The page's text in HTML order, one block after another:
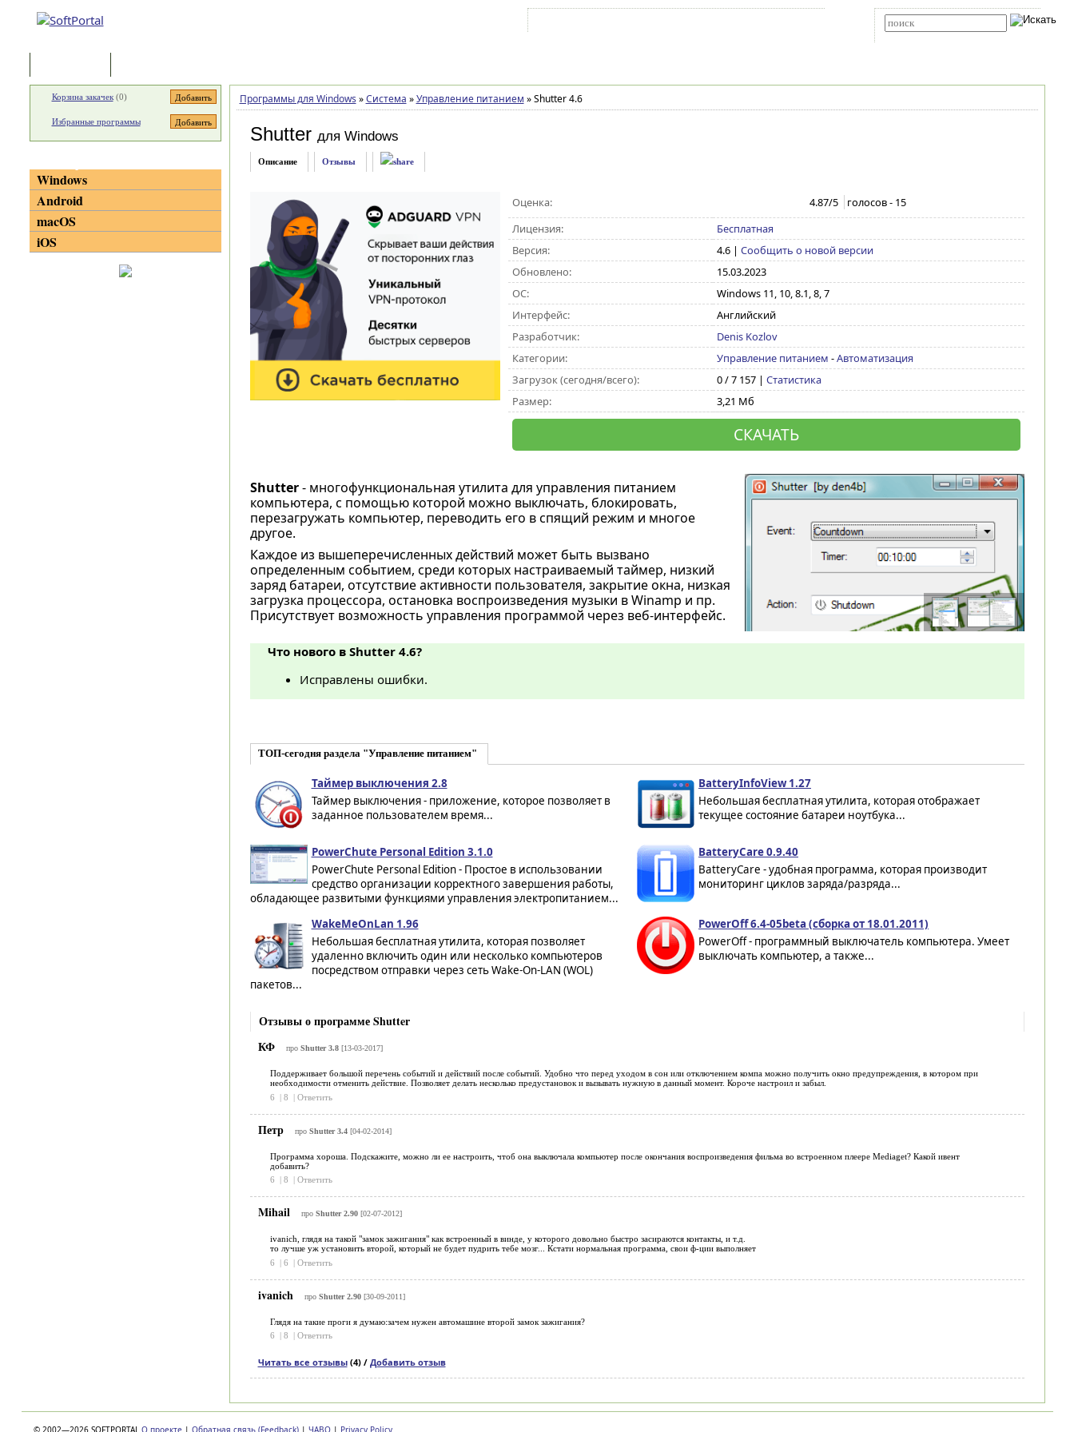
Программы для Windows » Система » Управление питанием »Shutter 4.6
Shutter для Windows
Описание Отзывы
Оценка: 4.87/5 голосов - 15
Лицензия:
Бесплатная
Версия:
4.6| Сообщить о новой версии
Обновлено:
15.03.2023
ОС:
Windows 11, 10, 8.1, 8, 7
Интерфейс:
Английский
Разработчик:
Denis Kozlov
Категории:
Управление питанием -Автоматизация
Загрузок (сегодня/всего):
0 / 7 157 | Статистика
Размер:
3,21 Мб
СКАЧАТЬ
Shutter- многофункциональная утилита для управления питанием
компьютера, с помощью которой можно выключать, блокировать,
перезагружать компьютер, переводить его в спящий режим и многое
другое.
Каждое из вышеперечисленных действий может быть вызвано
определенным событием, среди которых настраиваемый таймер, низкий
заряд батареи, отсутствие активности пользователя, закрытие окна, низкая
загрузка процессора, остановка воспроизведения музыки в Winamp и пр.
Присутствует возможность управления программой через веб-интерфейс.
Что нового в Shutter 4.6?
Исправлены ошибки.
ТОП-сегодня раздела "Управление питанием"
Таймер выключения 2.8
Таймер выключения - приложение, которое позволяет в
заданное пользователем время...
BatteryInfoView 1.27
Небольшая бесплатная утилита, которая отображает
текущее состояние батареи ноутбука...
PowerChute Personal Edition 3.1.0
PowerChute Personal Edition - Простое в использовании
средство организации корректного завершения работы,
обладающее развитыми функциями управления электропитанием...
BatteryCare 0.9.40
BatteryCare - удобная программа, которая производит
мониторинг циклов заряда/разряда...
WakeMeOnLan 1.96
Небольшая бесплатная утилита, которая позволяет
удаленно включить один или несколько компьютеров
посредством отправки через сеть Wake-On-LAN (WOL)
пакетов...
PowerOff 6.4-05beta (сборка от 18.01.2011)
PowerOff - программный выключатель компьютера. Умеет
выключать компьютер, а также...
Отзывы о программе Shutter
КФ
про Shutter 3.8[13-03-2017]
Поддерживает большой перечень событий и действий после событий. Удобно что перед уходом в сон или отключением компа можно получить окно предупреждения, в котором при
необходимости отменить действие. Позволяет делать несколько предустановок и вызывать нужную в данный момент. Короче настроил и забыл.
6
| 8 | Ответить
Петр про Shutter 3.4[04-02-2014]
Программа хороша. Подскажите, можно ли ее настроить, чтоб она выключала компьютер после окончания воспроизведения фильма во встроенном плеере Mediaget? Какой ивент
добавить?
6
| 8 | Ответить
Mihail про Shutter 2.90[02-07-2012]
ivanich, глядя на такой "замок зажигания" как встроенный в винде, у которого довольно быстро засираются контакты, и т.д.
то лучше уж установить второй, который не будет пудрить тебе мозг... Кстати нормальная программа, свои ф-ции выполняет
6
| 6 | Ответить
ivanich про Shutter 2.90[30-09-2011]
Глядя на такие проги я думаю:зачем нужен автомашине второй замок зажигания?
6
| 8 | Ответить
Читать все отзывы(4) / Добавить отзыв
Корзина закачек(0)
Избранные программы
Windows
Android
macOS
iOS
© 2002—2026 SOFTPORTAL О проекте | Обратная связь (Feedback) | ЧАВО | Privacy Policy